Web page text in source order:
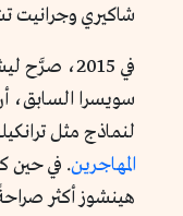
شاكيري وجرانيت
في 2015،
سويسرا السابق،
لنماذج مثل
المهاجرين. في حين
هينشوز أكثر